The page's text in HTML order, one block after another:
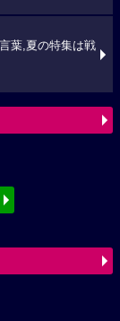
葉,夏の特集は戦